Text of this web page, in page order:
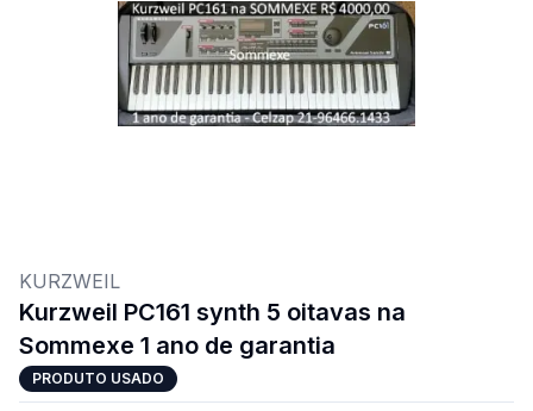
KURZWEIL
Kurzweil PC161 synth 5 oitavas na
Sommexe 1 ano de garantia
PRODUTO USADO